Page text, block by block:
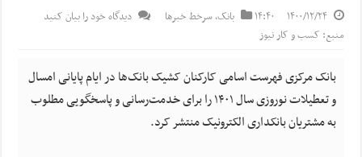
۱۴۰۰/۱۲/۲۴ ۱۴:۴۰ بانک,سرخط خبرها
دیدگاه خود را بیان کنید
منبع: کسب و کار نیوز
بانک مرکزی فهرست اسامی کارکنان کشیک بانک‌ها در ایام پایانی امسال
و تعطیلات نوروزی سال ۱۴۰۱ را برای خدمت‌رسانی و پاسخگویی مطلوب
به مشتریان بانکداری الکترونیک منتشر کرد.